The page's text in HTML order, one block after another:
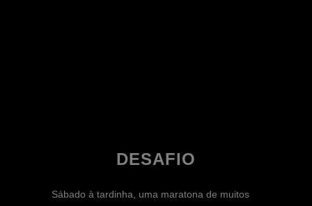
DESAFIO
Sábado à tardinha, uma maratona de muitos